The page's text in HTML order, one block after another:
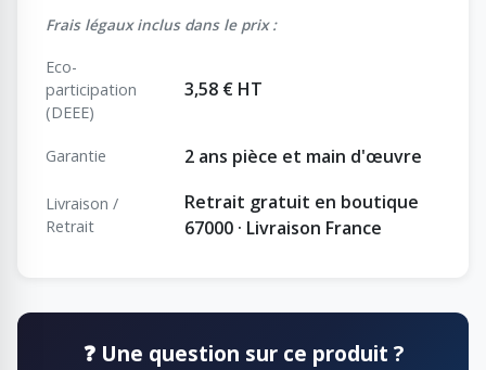
Frais légaux inclus dans le prix :
Eco-
participation
(DEEE)
3,58 € HT
Garantie 2 ans pièce et main d'œuvre
Livraison /
Retrait
Retrait gratuit en boutique
67000 · Livraison France
❓ Une question sur ce produit ?